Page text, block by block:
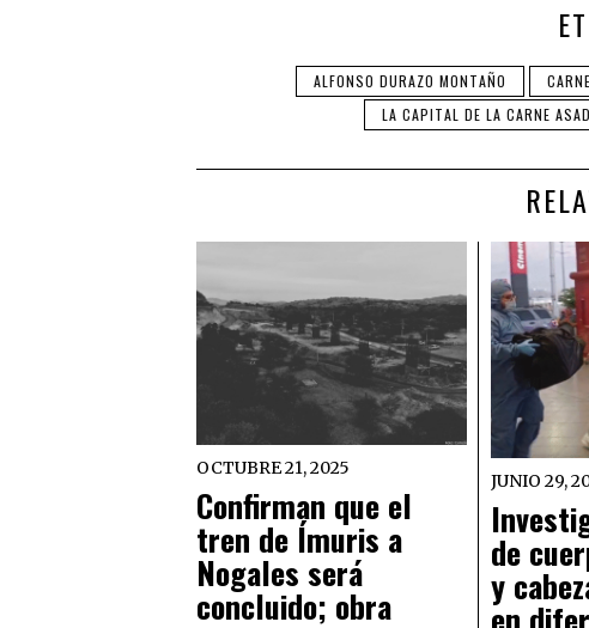
ALFONSO DURAZO MONTAÑO
LA CAPITAL DE LA CARNE
OCTUBRE 21, 2025
Confirman que el
tren de Ímuris a
Nogales será
concluido; obra
JUNIO 29,
de
y